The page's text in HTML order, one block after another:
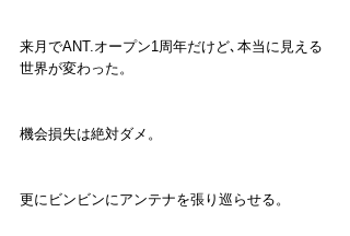
来月でANT.オープン1周年だけど､本当に見える
世界が変わった。
機会損失は絶対ダメ。
更にビンビンにアンテナを張り巡らせる。